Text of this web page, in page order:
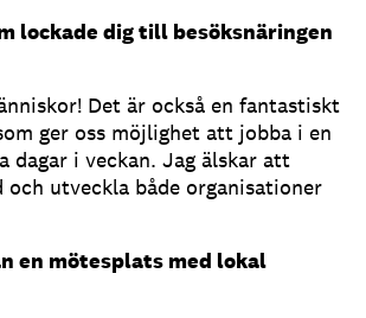
lockade dig till besöksnäringen
Det är också en fantastiskt
ger oss möjlighet att jobba i en
dagar i veckan. Jag älskar att
och utveckla både organisationer
en mötesplats med lokal